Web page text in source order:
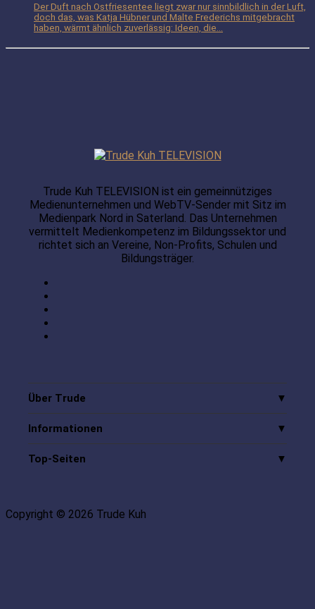
Der Duft nach Ostfriesentee liegt zwar nur sinnbildlich in der Luft,
doch das, was Katja Hübner und Malte Frederichs mitgebracht
haben, wärmt ähnlich zuverlässig: Ideen, die...
Trude Kuh TELEVISION ist ein gemeinnütziges
Medienunternehmen und WebTV-Sender mit Sitz im
Medienpark Nord in Saterland. Das Unternehmen
vermittelt Medienkompetenz im Bildungssektor und
richtet sich an Vereine, Non-Profits, Schulen und
Bildungsträger.
Über Trude
Informationen
Top-Seiten
Copyright © 2026 Trude Kuh